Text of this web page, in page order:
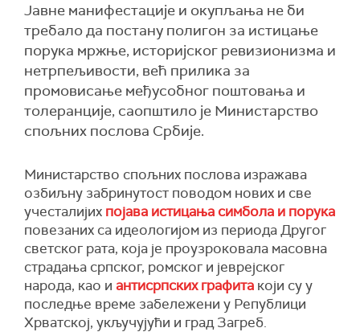
Јавне манифестације и окупљања не би
требало да постану полигон за истицање
порука мржње, историјског ревизионизма и
нетрпељивости, већ прилика за
промовисање међусобног поштовања и
толеранције, саопштило је Министарство
спољних послова Србије.
Министарство спољних послова изражава
озбиљну забринутост поводом нових и све
учесталијих појава истицања симбола и порука
повезаних са идеологијом из периода Другог
светског рата, која је проузроковала масовна
страдања српског, ромског и јеврејског
народа, као и антисрпских графита који су у
последње време забележени у Републици
Хрватској, укључујући и град Загреб.